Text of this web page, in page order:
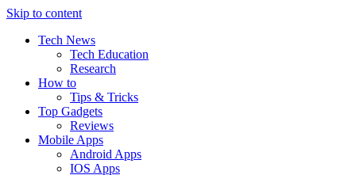
Skip to content
Tech News
Tech Education
Research
How to
Tips & Tricks
Top Gadgets
Reviews
Mobile Apps
Android Apps
IOS Apps